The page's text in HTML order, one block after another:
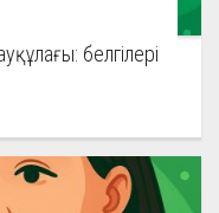
белгілері